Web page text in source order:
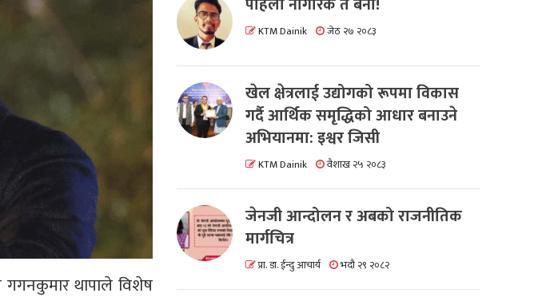
गगनकुमार थापाले विशेष
KTM Dainik जेठ २७ २०८३
खेल क्षेत्रलाई उद्योगको रूपमा विकास
गर्दै आर्थिक समृद्धिको आधार बनाउने
अभियानमा: इश्वर जिसी
KTM Dainik वैशाख २५ २०८३
जेनजी आन्दोलन र अबको राजनीतिक
मार्गचित्र
प्रा. डा. ईन्दु आचार्य भदौ २९ २०८२